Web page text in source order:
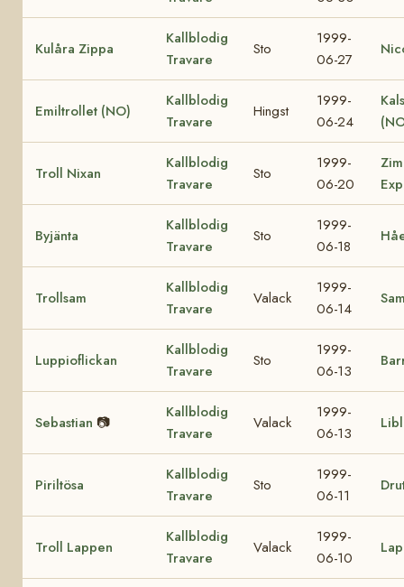
Kulåra Zippa
Kallblodig
Travare
Sto
1999-
06-27
Emiltrollet (NO)
Kallblodig
Travare
Hingst
1999-
06-24
Troll Nixan
Kallblodig
Travare
Sto
1999-
06-20
Byjänta
Kallblodig
Travare
Sto
1999-
06-18
Trollsam
Kallblodig
Travare
Valack
1999-
06-14
Luppioflickan
Kallblodig
Travare
Sto
1999-
06-13
Sebastian 📷
Kallblodig
Travare
Valack
1999-
06-13
Piriltösa
Kallblodig
Travare
Sto
1999-
06-11
Troll Lappen
Kallblodig
Travare
Valack
1999-
06-10